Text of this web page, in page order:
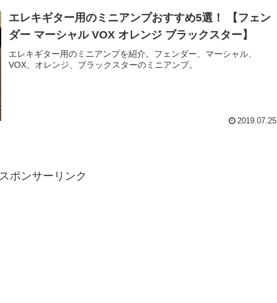
エレキギター用のミニアンプおすすめ5選！ 【フェン
ダー マーシャル VOX オレンジ ブラックスター】
エレキギター用のミニアンプを紹介。フェンダー、マーシャル、
VOX、オレンジ、ブラックスターのミニアンプ。
2019.07.25
スポンサーリンク